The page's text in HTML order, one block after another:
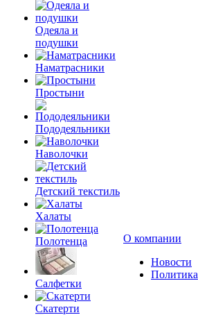
Одеяла и
подушки
Наматрасники
Простыни
Пододеяльники
Наволочки
Детский текстиль
Халаты
Полотенца
Салфетки
Скатерти
О компании
Новости
Политика